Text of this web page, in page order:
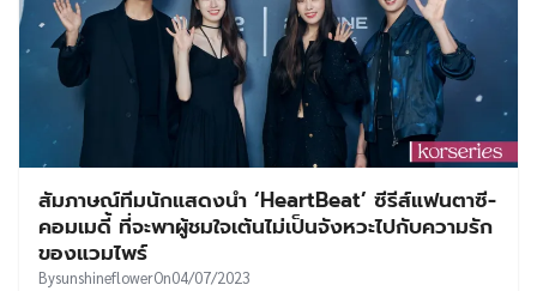
สัมภาษณ์ทีมนักแสดงนำ ‘HeartBeat’ ซีรีส์แฟนตาซี-
คอมเมดี้ ที่จะพาผู้ชมใจเต้นไม่เป็นจังหวะไปกับความรัก
ของแวมไพร์
BysunshineflowerOn04/07/2023